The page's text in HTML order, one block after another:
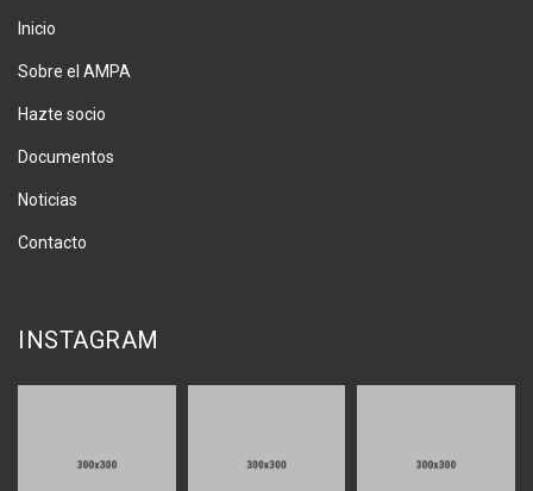
Inicio
Sobre el AMPA
Hazte socio
Documentos
Noticias
Contacto
INSTAGRAM